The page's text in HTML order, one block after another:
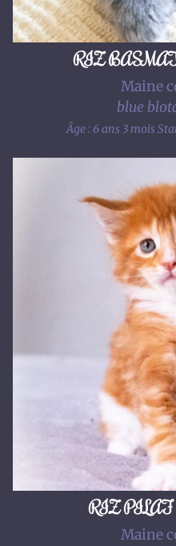
RIZ
Maine
blue
Âge : 6 ans 3 mois
RIZ PILAF
Maine